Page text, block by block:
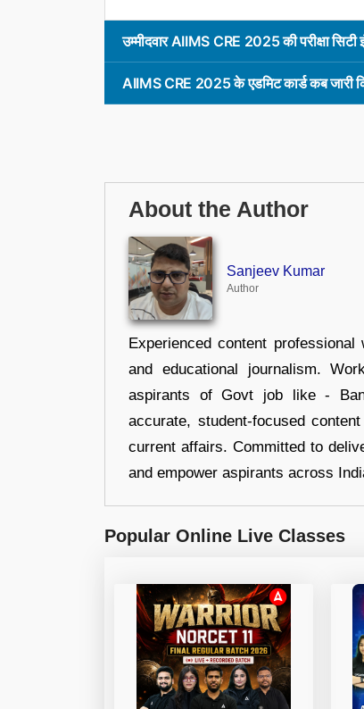
उम्मीदवार AIIMS CRE 2025 की परीक्षा
AIIMS CRE 2025 के एडमिट कार्ड कब जारी
About the Author
Sanjeev Kumar
Author
Experienced content
and educational journalism.
aspirants of Govt job like -
accurate, student-focused
current affairs. Committed to
and empower aspirants across
Popular Online Live Classes